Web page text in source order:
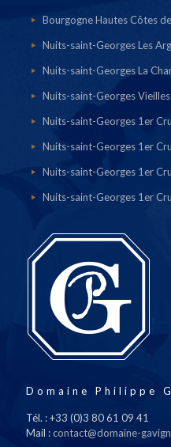
Bourgogne Hautes Côtes
Nuits-saint-Georges Les
Nuits-saint-Georges La
Nuits-saint-Georges
Nuits-saint-Georges 1er
Nuits-saint-Georges 1er
Nuits-saint-Georges 1er
Nuits-saint-Georges 1er
Domaine Philippe
Tél. : +33 (0)3 80 61 09 41
Mail :contact@domaine-